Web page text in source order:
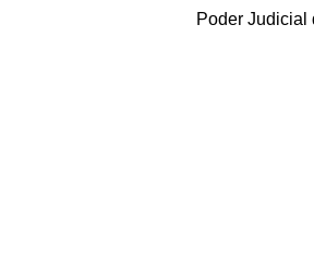
Poder Judicial